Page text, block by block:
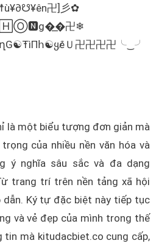
卍]彡✿
卍❄
Ｕ卍卍卍卍╰‿╯
là một biểu tượng đơn giản mà
của nhiều nền văn hóa và
ý nghĩa sâu sắc và đa dạng
trang trí trên nền tảng xã hội
Ký tự đặc biệt này tiếp tục
và vẻ đẹp của mình trong thế
tin mà kitudacbiet.co cung cấp,